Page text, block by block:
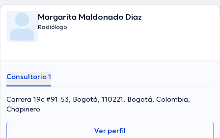
Margarita Maldonado Diaz
Radiólogo
Consultorio 1
Carrera 19c #91-53, Bogotá, 110221, Bogotá, Colombia,
Chapinero
Ver perfil